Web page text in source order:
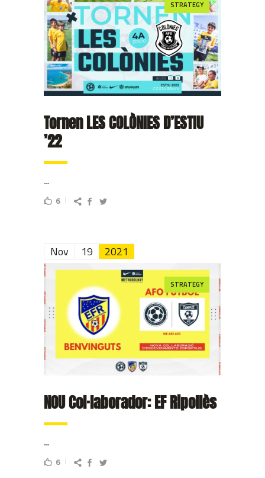
STRATEGY
Tornen LES COLÒNIES D’ESTIU
’22
...
6
Nov 19 2021
STRATEGY
NOU Col·laborador: EF Ripollès
...
6